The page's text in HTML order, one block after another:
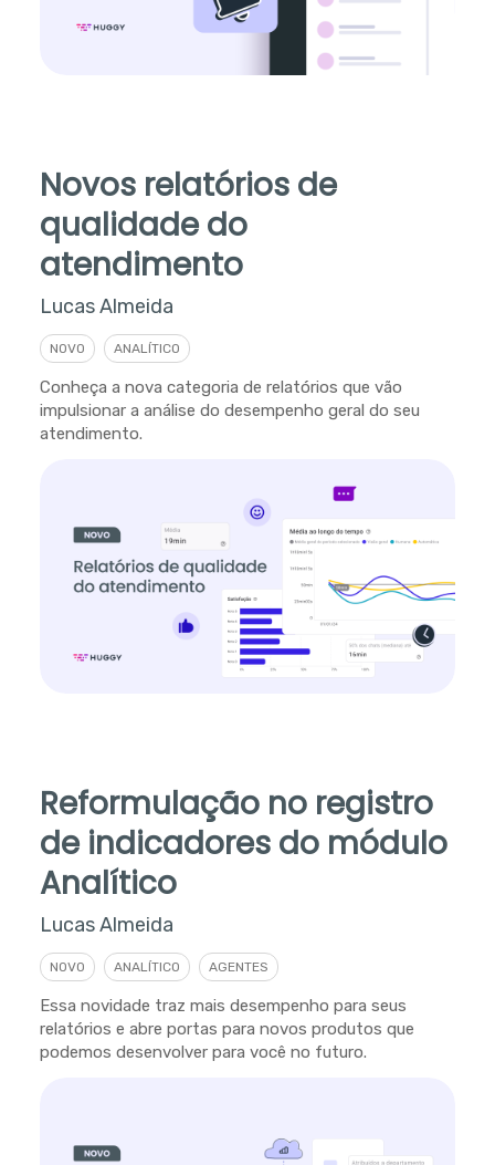
Novos relatórios de
qualidade do
atendimento
Lucas Almeida
NOVO ANALÍTICO
Conheça a nova categoria de relatórios que vão
impulsionar a análise do desempenho geral do seu
atendimento.
Reformulação no registro
de indicadores do módulo
Analítico
Lucas Almeida
NOVO ANALÍTICO AGENTES
Essa novidade traz mais desempenho para seus
relatórios e abre portas para novos produtos que
podemos desenvolver para você no futuro.